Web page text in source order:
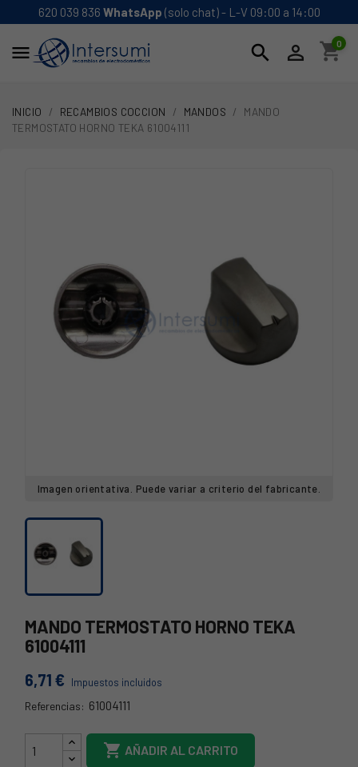
620 039 836 WhatsApp (solo chat) - L-V 09:00 a 14:00
 search  shopping_cart
0
INICIO RECAMBIOS COCCION MANDOS
MANDO
TERMOSTATO HORNO TEKA 61004111
Imagen orientativa. Puede variar a criterio del fabricante.
MANDO TERMOSTATO HORNO TEKA
61004111
6,71 € Impuestos incluidos
Referencias: 61004111
73TK0079
 AÑADIR AL CARRITO